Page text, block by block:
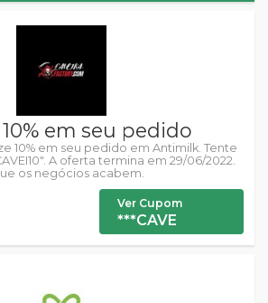
em seu pedido
10% em seu pedido em Antimilk. Tente
A oferta termina em 29/06/2022.
os negócios acabem.
Ver Cupom
***CAVE